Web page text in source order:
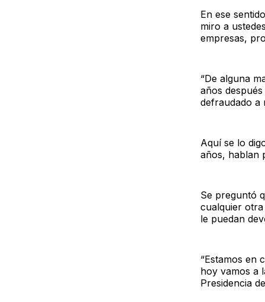
En ese
miro a
empresas,
“De alguna
años
defraudado a
Aquí se lo
años, hablan
Se preguntó
cualquier
le puedan
“Estamos en
hoy vamos a
Presidencia